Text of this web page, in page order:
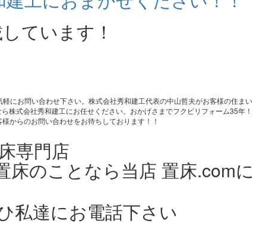
ています！
にお問い合わせ下さい。株式会社秀和建工代表の中山哲夫がお客様の住まい
株式会社秀和建工にお任せください。おかげさまでフクビリフォーム35年！
からのお問い合わせをお待ちしております！！